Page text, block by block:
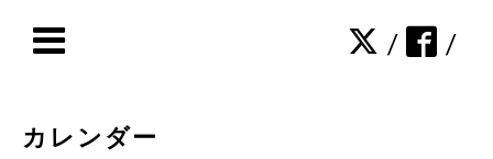
/ /
カレンダー